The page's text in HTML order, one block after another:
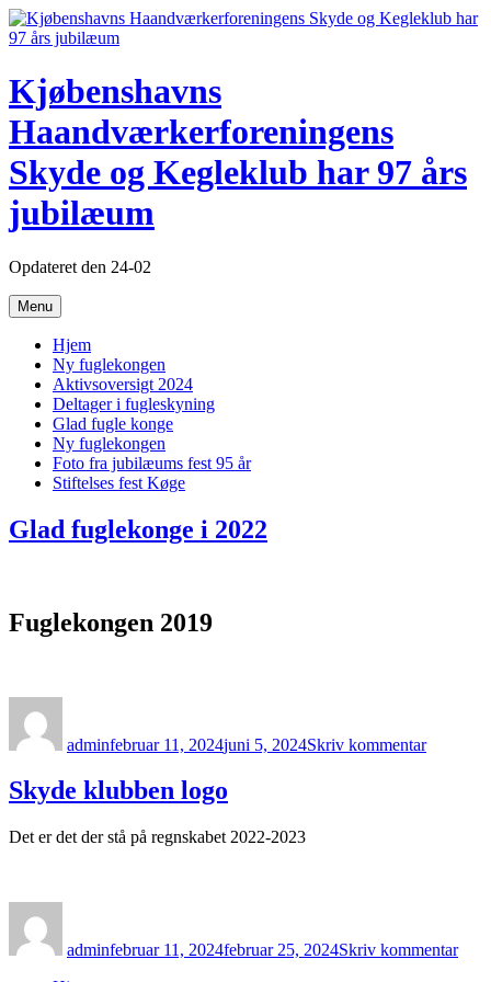
Videre
til
Kjøbenshavns
Haandværkerforeningens
Skyde og Kegleklub har 97 års
jubilæum
Opdateret den 24-02
Menu
Hjem
Ny fuglekongen
Aktivsoversigt 2024
Deltager i fugleskyning
Glad fugle konge
Ny fuglekongen
Foto fra jubilæums fest 95 år
Stiftelses fest Køge
Glad fuglekonge i 2022
Fuglekongen 2019
adminfebruar 11, 2024juni 5, 2024Skriv kommentar
Skyde klubben logo
Det er det der stå på regnskabet 2022-2023
adminfebruar 11, 2024februar 25, 2024Skriv kommentar